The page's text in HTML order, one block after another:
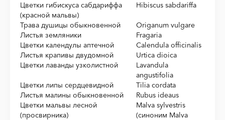
Цветки гибискуса сабдариффа
(красной мальвы)
Hibiscus sabdariffa
Трава душицы обыкновенной
Origanum vulgare
Листья земляники
Fragaria
Цветки календулы аптечной
Calendula officinalis
Листья крапивы двудомной
Urtica dioica
Цветки лаванды узколистной
Lavandula
angustifolia
Цветки липы сердцевидной
Tilia cordata
Листья малины обыкновенной
Rubus ideaus
Цветки мальвы лесной
(просвирника)
Malva sylvestris
(синоним Malva